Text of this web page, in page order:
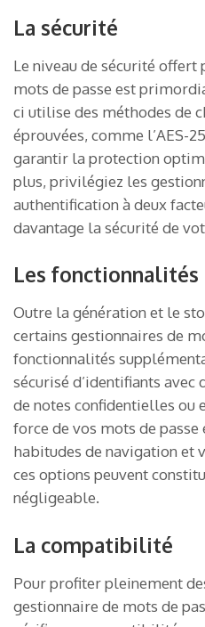
La sécurité
Le niveau de sécurité offert
mots de passe est
ci utilise des méthodes de
éprouvées, comme l’AES-
garantir la protection
plus, privilégiez les
authentification à deux
davantage la sécurité de
Les fonctionnalités
Outre la génération et le
certains gestionnaires de
fonctionnalités
sécurisé d’identifiants avec
de notes confidentielles ou
force de vos mots de passe
habitudes de navigation et
ces options peuvent
négligeable.
La compatibilité
Pour profiter pleinement
gestionnaire de mots de